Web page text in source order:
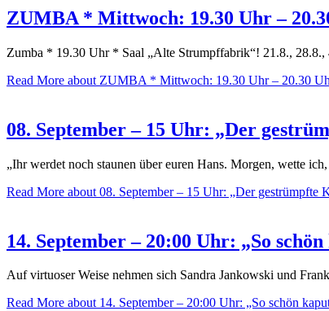
ZUMBA * Mittwoch: 19.30 Uhr –
Zumba * 19.30 Uhr * Saal „Alte Strumpffabrik“! 21.8.,
Read More about ZUMBA * Mittwoch: 19.30 Uhr – 20.30
08. September – 15 Uhr: „Der
„Ihr werdet noch staunen über euren Hans. Morgen, wette
Read More about 08. September – 15 Uhr: „Der gestrümpfte
14. September – 20:00 Uhr: „So
Auf virtuoser Weise nehmen sich Sandra Jankowski und
Read More about 14. September – 20:00 Uhr: „So schön